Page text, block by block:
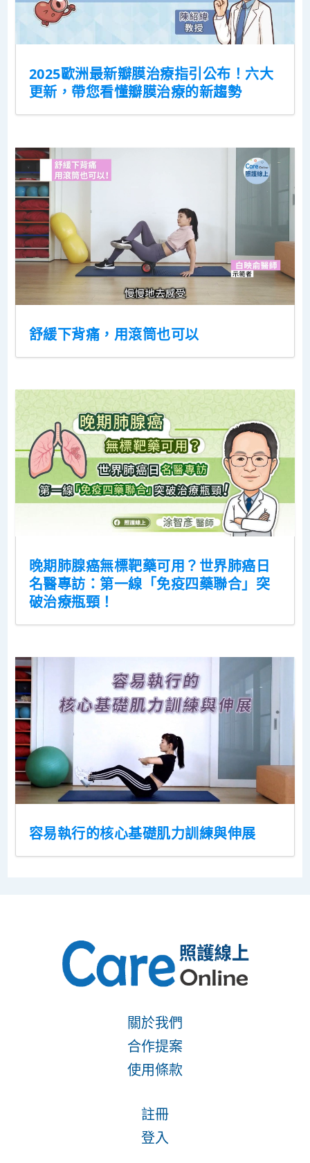
2025歐洲最新瓣膜治療指引公布！六大
更新，帶您看懂瓣膜治療的新趨勢
舒緩下背痛，用滾筒也可以
晚期肺腺癌無標靶藥可用？世界肺癌日
名醫專訪：第一線「免疫四藥聯合」突
破治療瓶頸！
容易執行的核心基礎肌力訓練與伸展
關於我們
合作提案
使用條款
註冊
登入